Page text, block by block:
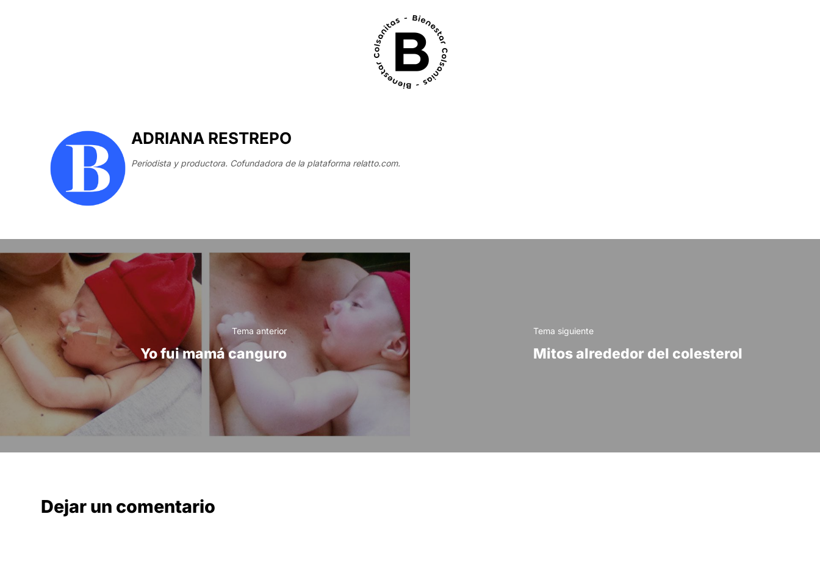
ADRIANA RESTREPO
Periodista y productora. Cofundadora de la plataforma relatto.com.
Tema anterior
Yo fui mamá canguro
Tema siguiente
Mitos alrededor del colesterol
Dejar un comentario